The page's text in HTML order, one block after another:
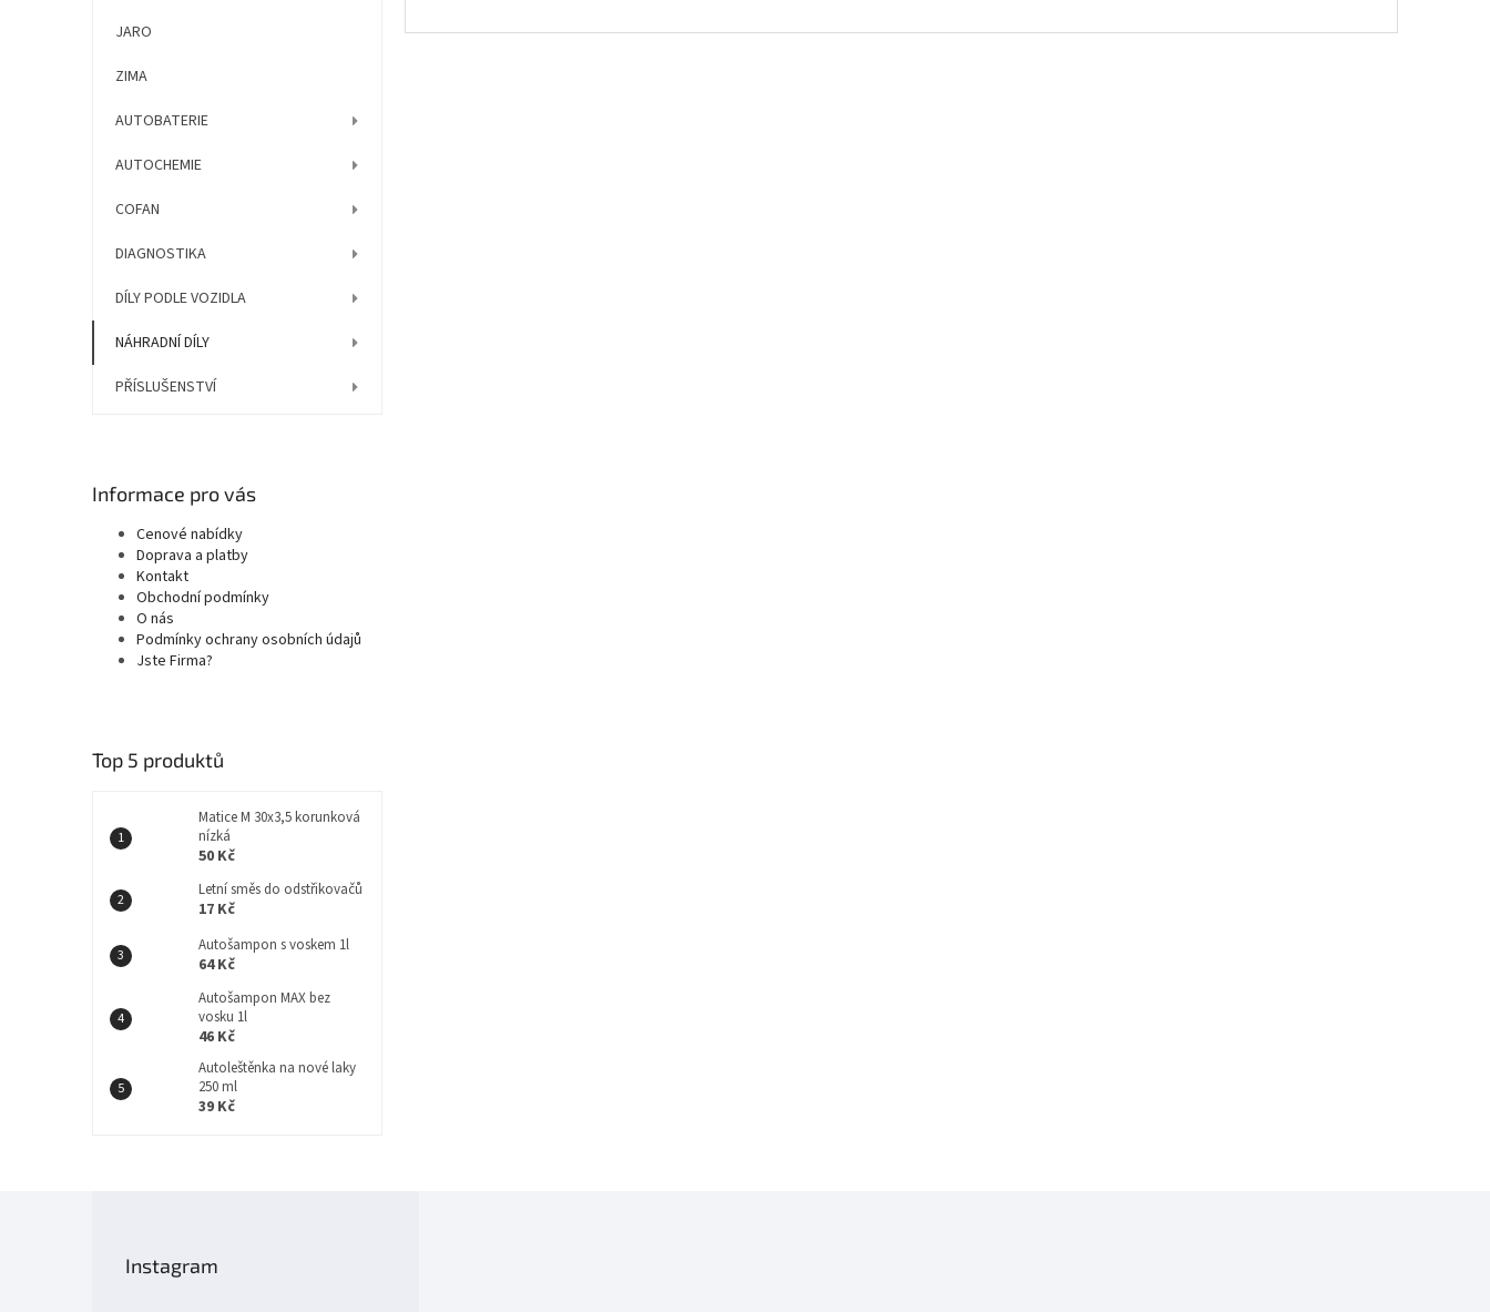
JARO
ZIMA
AUTOBATERIE
AUTOCHEMIE
COFAN
DIAGNOSTIKA
DÍLY PODLE VOZIDLA
NÁHRADNÍ DÍLY
PŘÍSLUŠENSTVÍ
Informace pro vás
Cenové nabídky
Doprava a platby
Kontakt
Obchodní podmínky
O nás
Podmínky ochrany osobních údajů
Jste Firma?
Top 5 produktů
Matice M 30x3,5 korunková
nízká
50 Kč
Letní směs do odstřikovačů
17 Kč
Autošampon s voskem 1l
64 Kč
Autošampon MAX bez
vosku 1l
46 Kč
Autoleštěnka na nové laky
250 ml
39 Kč
Instagram